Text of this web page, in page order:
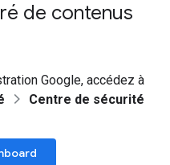
de contenus
Google, accédez à
Centre de sécurité